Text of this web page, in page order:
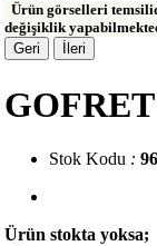
Ürün görselleri
değişiklik
Geri
İleri
Stok Kodu :
Ürün stokta yoksa;